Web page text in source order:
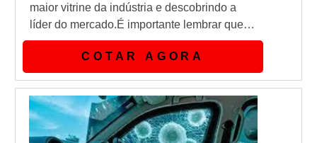
maior vitrine da indústria e descobrindo a
líder do mercado.É importante lembrar que o
serviço deve sempre ser prestado por
empresas especializadas no segmento.
Esse tipo de cuidado ajuda a garantir a
qualidade e assertividade do serviço, além
de evitar prejuízos com imprevistos e
execuções mal elaboradas. Assim, é
COTAR AGORA